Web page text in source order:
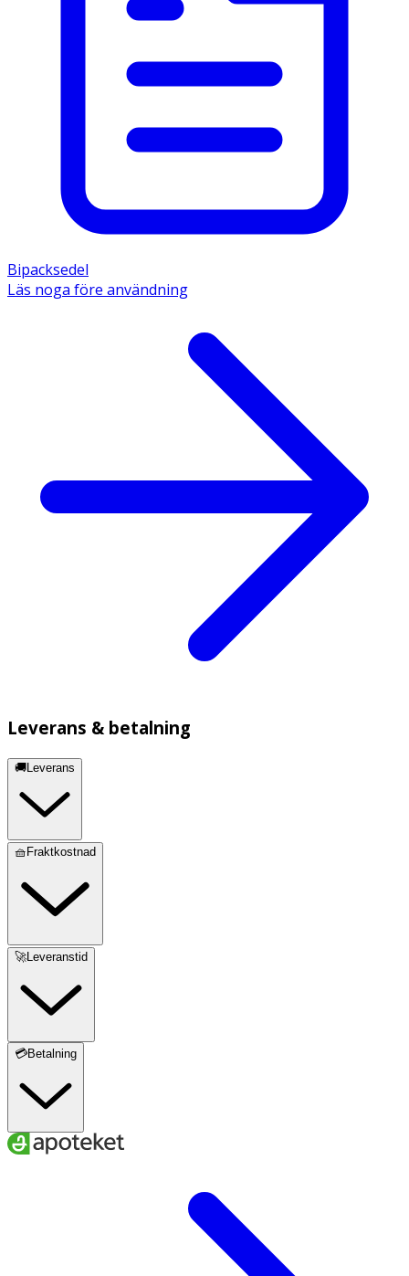
Bipacksedel
Läs noga före användning
Leverans & betalning
🚚Leverans
🧺Fraktkostnad
🚀Leveranstid
💳Betalning